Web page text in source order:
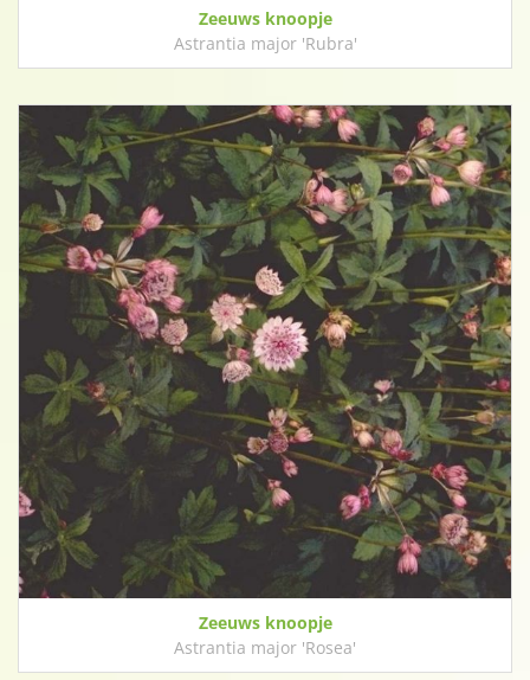
Zeeuws knoopje
Astrantia major 'Rubra'
Zeeuws knoopje
Astrantia major 'Rosea'